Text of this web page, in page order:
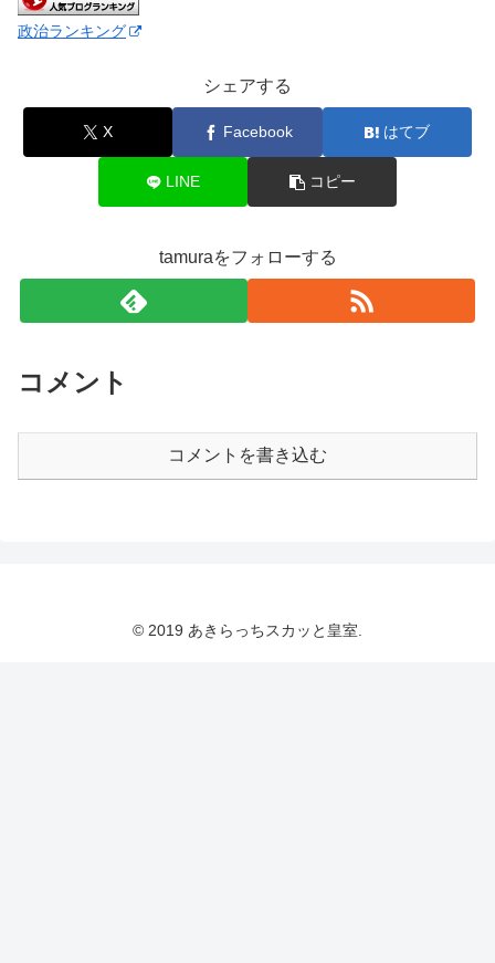
政治ランキング
シェアする
X Facebook はてブ
LINE コピー
tamuraをフォローする
コメント
コメントを書き込む
© 2019 あきらっちスカッと皇室.